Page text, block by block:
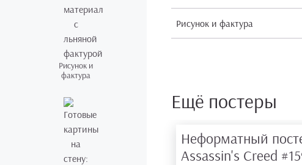
Рисунок и
фактура
Рисунок и фактура
Ещё постеры
Неформатный
Assassin's Creed